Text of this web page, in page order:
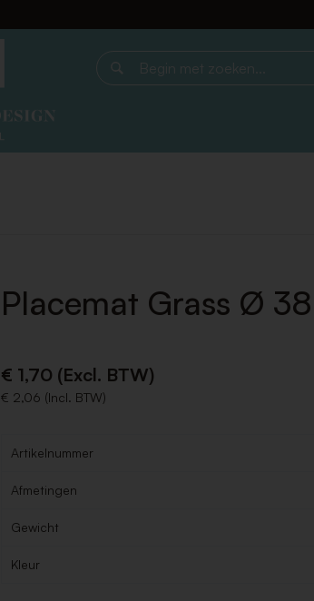
Begin met zoeken...
Placemat Grass Ø 38
€ 1,70 (Excl. BTW)
€ 2,06 (Incl. BTW)
Artikelnummer
Afmetingen
Gewicht
Kleur